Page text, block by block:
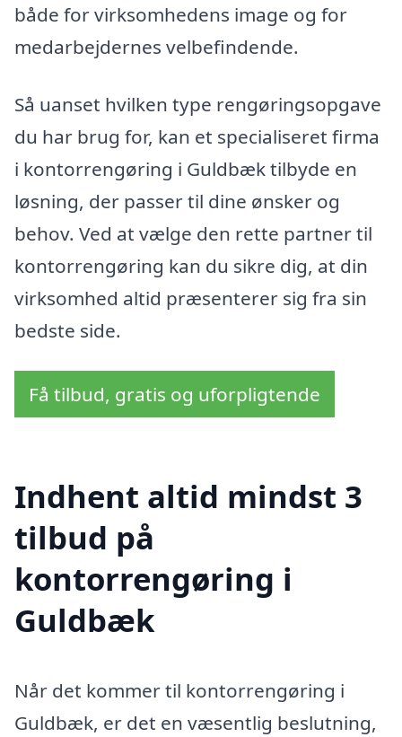
både for virksomhedens image og for
medarbejdernes velbefindende.
Så uanset hvilken type rengøringsopgave
du har brug for, kan et specialiseret firma
i kontorrengøring i Guldbæk tilbyde en
løsning, der passer til dine ønsker og
behov. Ved at vælge den rette partner til
kontorrengøring kan du sikre dig, at din
virksomhed altid præsenterer sig fra sin
bedste side.
Få tilbud, gratis og uforpligtende
Indhent altid mindst 3
tilbud på
kontorrengøring i
Guldbæk
Når det kommer til kontorrengøring i
Guldbæk, er det en væsentlig beslutning,